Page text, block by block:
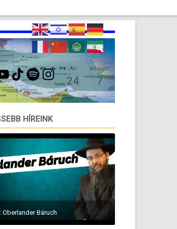
TIKTOKSPOTIFYINSTAGRAMÁV
24
AUGUST
7
HÍREINK
Oberlander Báruch